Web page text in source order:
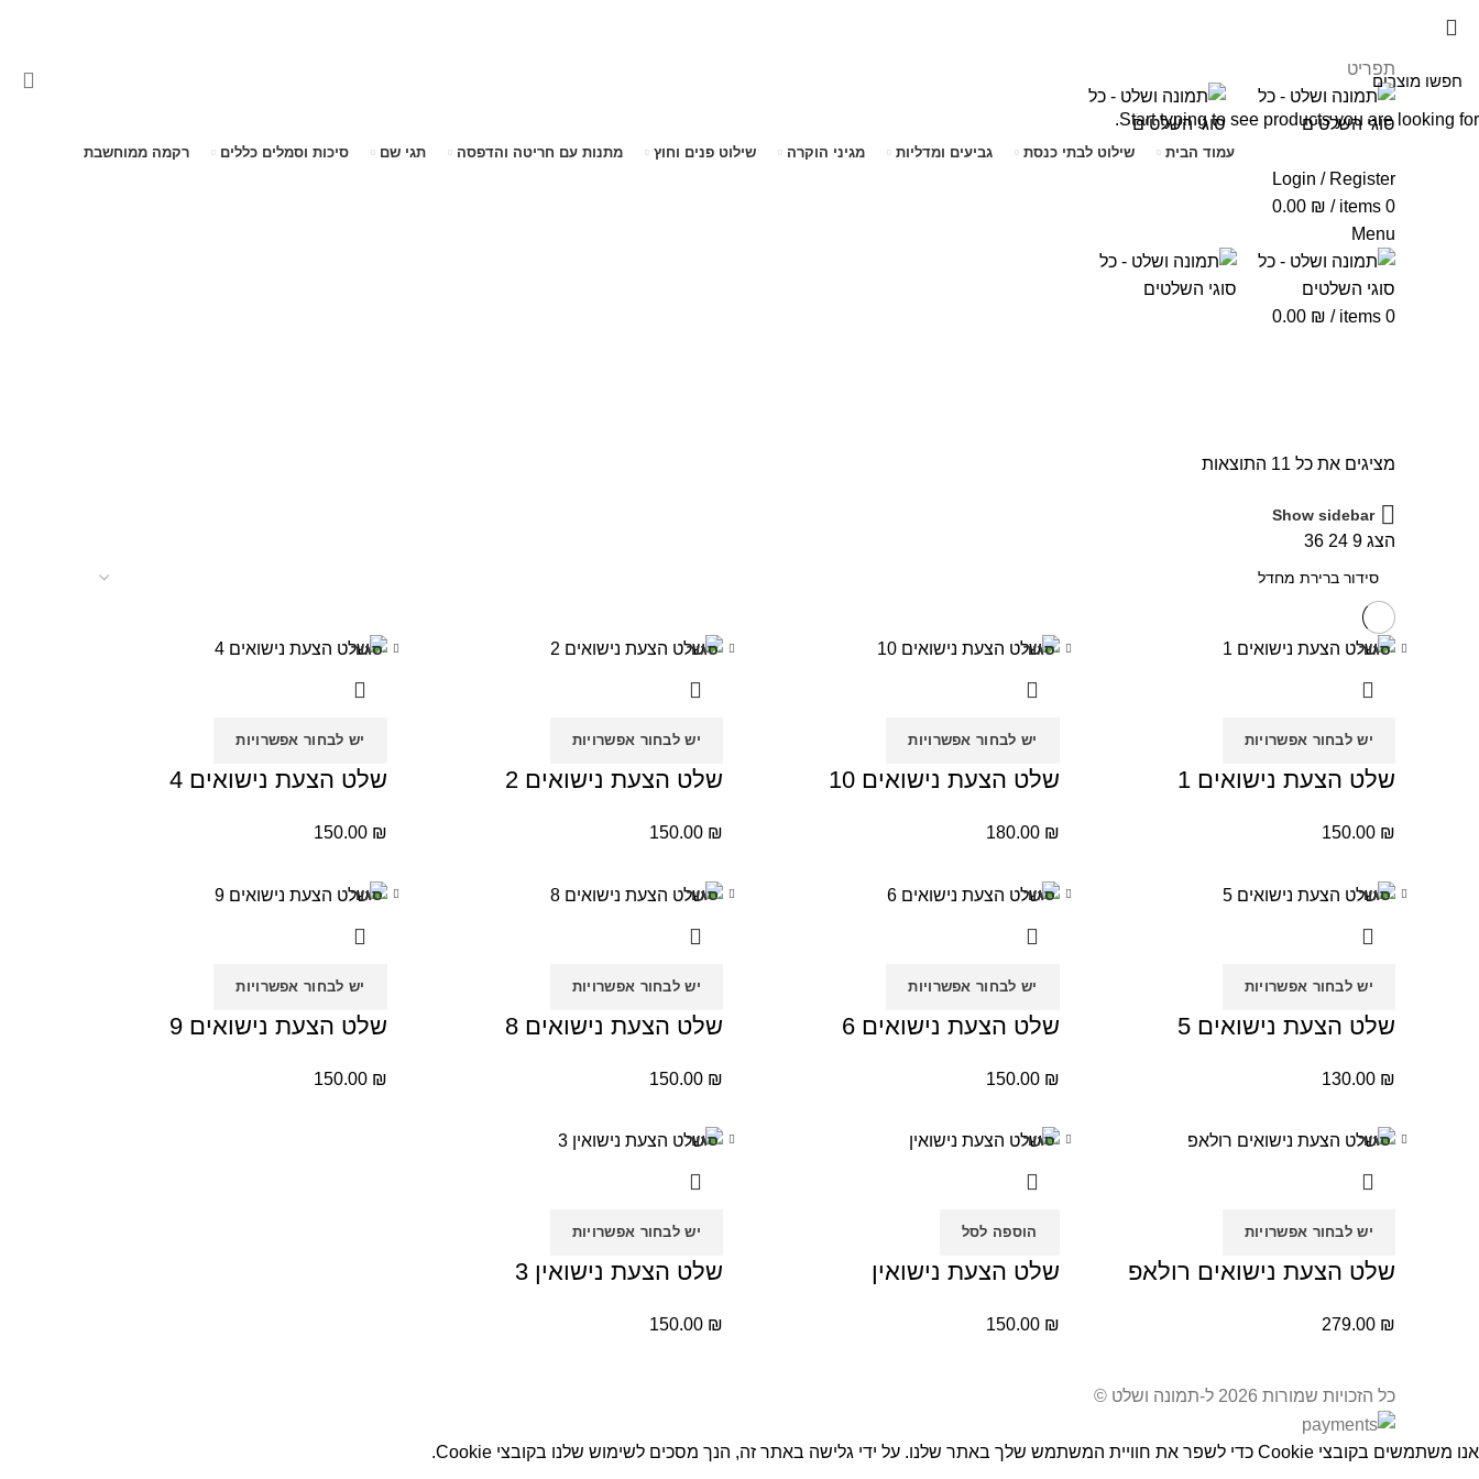
תפריט
עמוד הבית שילוט לבתי כנסת גביעים ומדליות מגיני הוקרה שילוט פנים וחוץ מתנות עם חריטה והדפסה תגי שם סיכות וסמלים כללים רקמה ממוחשבת
Login / Register
0
items
/
0.00 ₪
Menu
0
items
/
0.00 ₪
מציגים את כל ⁦11⁩ התוצאות
Show sidebar
הצג 9
24
36
יש לבחור אפשרויות
סגור
שלט הצעת נישואים 1
150.00 ₪
יש לבחור אפשרויות
סגור
שלט הצעת נישואים 10
180.00 ₪
יש לבחור אפשרויות
סגור
שלט הצעת נישואים 2
150.00 ₪
יש לבחור אפשרויות
סגור
שלט הצעת נישואים 4
150.00 ₪
יש לבחור אפשרויות
סגור
שלט הצעת נישואים 5
130.00 ₪
יש לבחור אפשרויות
סגור
שלט הצעת נישואים 6
150.00 ₪
יש לבחור אפשרויות
סגור
שלט הצעת נישואים 8
150.00 ₪
יש לבחור אפשרויות
סגור
שלט הצעת נישואים 9
150.00 ₪
יש לבחור אפשרויות
סגור
שלט הצעת נישואים רולאפ
279.00 ₪
הוספה לסל
סגור
שלט הצעת נישואין
150.00 ₪
יש לבחור אפשרויות
סגור
שלט הצעת נישואין 3
150.00 ₪
כל הזכויות שמורות 2026 ל-תמונה ושלט ©
אנו משתמשים בקובצי Cookie כדי לשפר את חוויית המשתמש שלך באתר שלנו. על ידי גלישה באתר זה, הנך מסכים לשימוש שלנו בקובצי Cookie.
Start typing to see products you are looking for.